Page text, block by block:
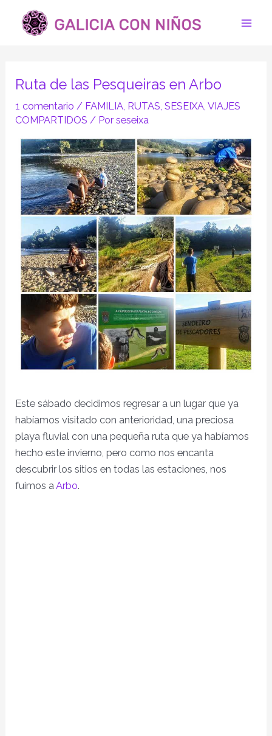
Ruta de las Pesqueiras en Arbo
1 comentario / FAMILIA, RUTAS,SESEIXA,VIAJES
COMPARTIDOS / Porseseixa
Este sábado decidimos regresar a un lugar que ya
habíamos visitado con anterioridad, una preciosa
playa fluvial con una pequeña ruta que ya habíamos
hecho este invierno, pero como nos encanta
descubrir los sitios en todas las estaciones, nos
fuimos aArbo.
Navegación